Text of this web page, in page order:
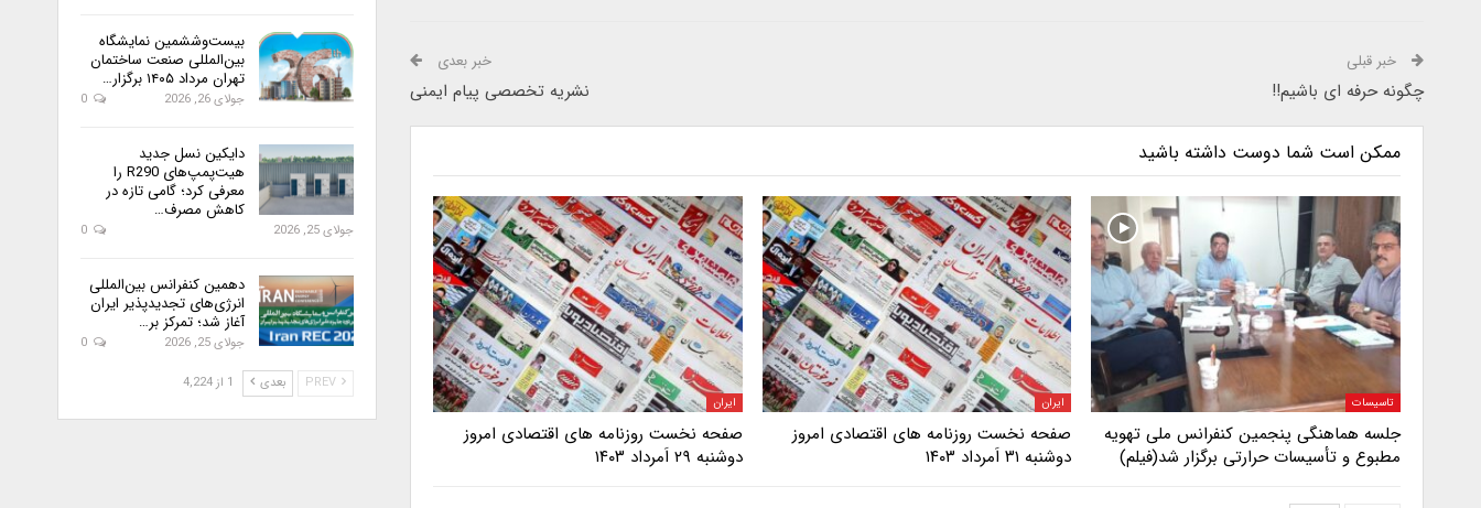
خبر قبلی
چگونه حرفه ای باشیم!!
خبر بعدی
نشریه تخصصی پیام ایمنی
ممکن است شما دوست داشته باشید
تاسیسات
جلسه هماهنگی پنجمین کنفرانس ملی تهویه
مطبوع و تأسیسات حرارتی برگزار شد(فیلم)
ایران
صفحه نخست روزنامه های اقتصادی امروز
دوشنبه ۳۱ اَمرداد ۱۴۰۳
ایران
صفحه نخست روزنامه های اقتصادی امروز
دوشنبه ۲۹ اَمرداد ۱۴۰۳
بیست‌وششمین نمایشگاه
بین‌المللی صنعت ساختمان
تهران مرداد ۱۴۰۵ برگزار…
جولای 26, 2026
دایکین نسل جدید
هیت‌پمپ‌های R290 را
معرفی کرد؛ گامی تازه در
کاهش مصرف…
جولای 25, 2026
دهمین کنفرانس بین‌المللی
انرژی‌های تجدیدپذیر ایران
آغاز شد؛ تمرکز بر…
جولای 25, 2026
بعدی 1 از 4,224